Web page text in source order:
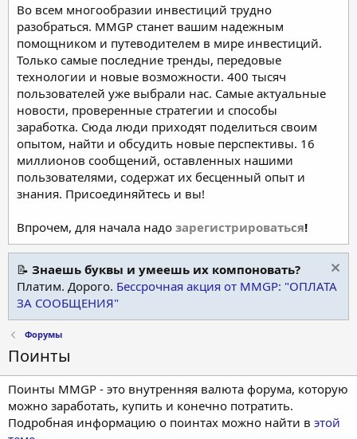
Во всем многообразии инвестиций трудно
разобраться. MMGP станет вашим надежным
помощником и путеводителем в мире инвестиций.
Только самые последние тренды, передовые
технологии и новые возможности. 400 тысяч
пользователей уже выбрали нас. Самые актуальные
новости, проверенные стратегии и способы
заработка. Сюда люди приходят поделиться своим
опытом, найти и обсудить новые перспективы. 16
миллионов сообщений, оставленных нашими
пользователями, содержат их бесценный опыт и
знания. Присоединяйтесь и вы!
Впрочем, для начала надо зарегистрироваться!
📝 Знаешь буквы и умеешь их компоновать?
Платим. Дорого. Бессрочная акция от MMGP: "ОПЛАТА
ЗА СООБЩЕНИЯ"
Форумы
Поинты
Поинты MMGP - это внутренняя валюта форума, которую
можно заработать, купить и конечно потратить.
Подробная информацию о поинтах можно найти в этой